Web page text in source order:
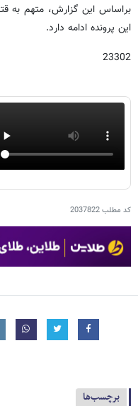
براساس این گزارش، متهم به
این پرونده ادامه دارد.
23302
کد مطلب2037822
برچسب‌ها